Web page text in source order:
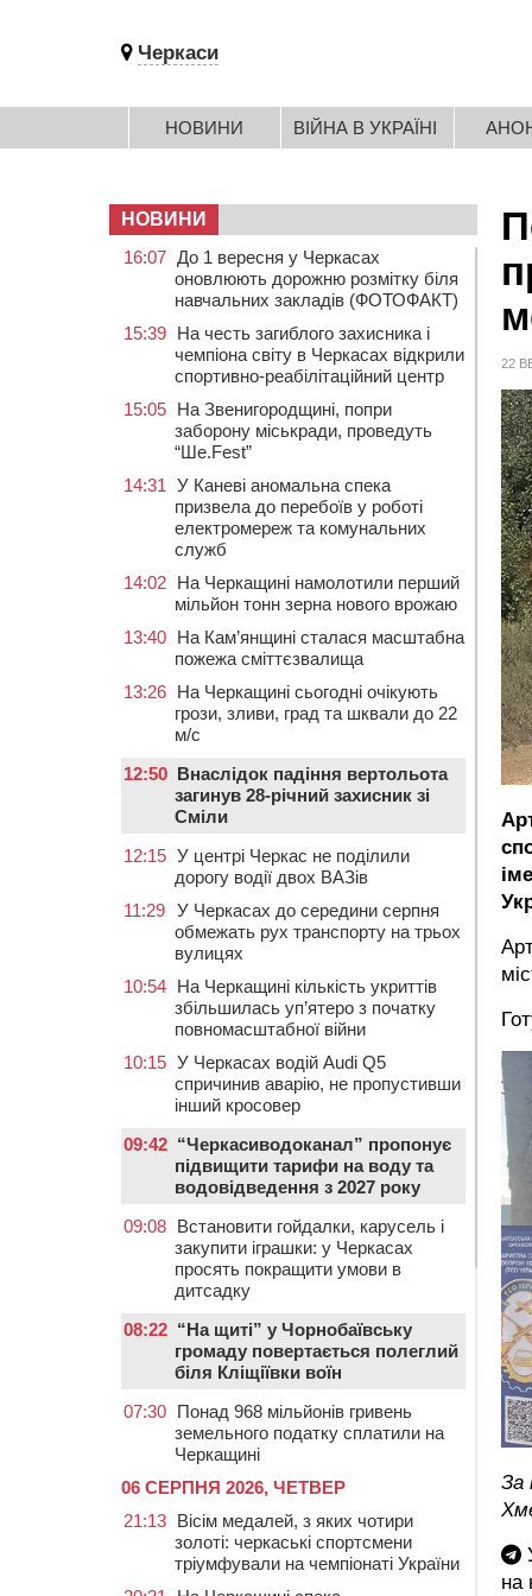
Черкаси
НОВИНИ ВІЙНА В УКРАЇНІ
22
За
на
НОВИНИ
16:07 До 1 вересня у Черкасах
оновлюють дорожню розмітку біля
навчальних закладів (ФОТОФАКТ)
15:39 На честь загиблого захисника і
чемпіона світу в Черкасах відкрили
спортивно-реабілітаційний центр
15:05 На Звенигородщині, попри
заборону міськради, проведуть
“Ше.Fest”
14:31 У Каневі аномальна спека
призвела до перебоїв у роботі
електромереж та комунальних
служб
14:02 На Черкащині намолотили перший
мільйон тонн зерна нового врожаю
13:40 На Кам’янщині сталася масштабна
пожежа сміттєзвалища
13:26 На Черкащині сьогодні очікують
грози, зливи, град та шквали до 22
м/с
12:50 Внаслідок падіння вертольота
загинув 28-річний захисник зі
Сміли
12:15 У центрі Черкас не поділили
дорогу водії двох ВАЗів
11:29 У Черкасах до середини серпня
обмежать рух транспорту на трьох
вулицях
10:54 На Черкащині кількість укриттів
збільшилась уп’ятеро з початку
повномасштабної війни
10:15 У Черкасах водій Audi Q5
спричинив аварію, не пропустивши
інший кросовер
09:42 “Черкасиводоканал” пропонує
підвищити тарифи на воду та
водовідведення з 2027 року
09:08 Встановити гойдалки, карусель і
закупити іграшки: у Черкасах
просять покращити умови в
дитсадку
08:22 “На щиті” у Чорнобаївську
громаду повертається полеглий
біля Кліщіївки воїн
07:30 Понад 968 мільйонів гривень
земельного податку сплатили на
Черкащині
06 СЕРПНЯ 2026, ЧЕТВЕР
21:13 Вісім медалей, з яких чотири
золоті: черкаські спортсмени
тріумфували на чемпіонаті України